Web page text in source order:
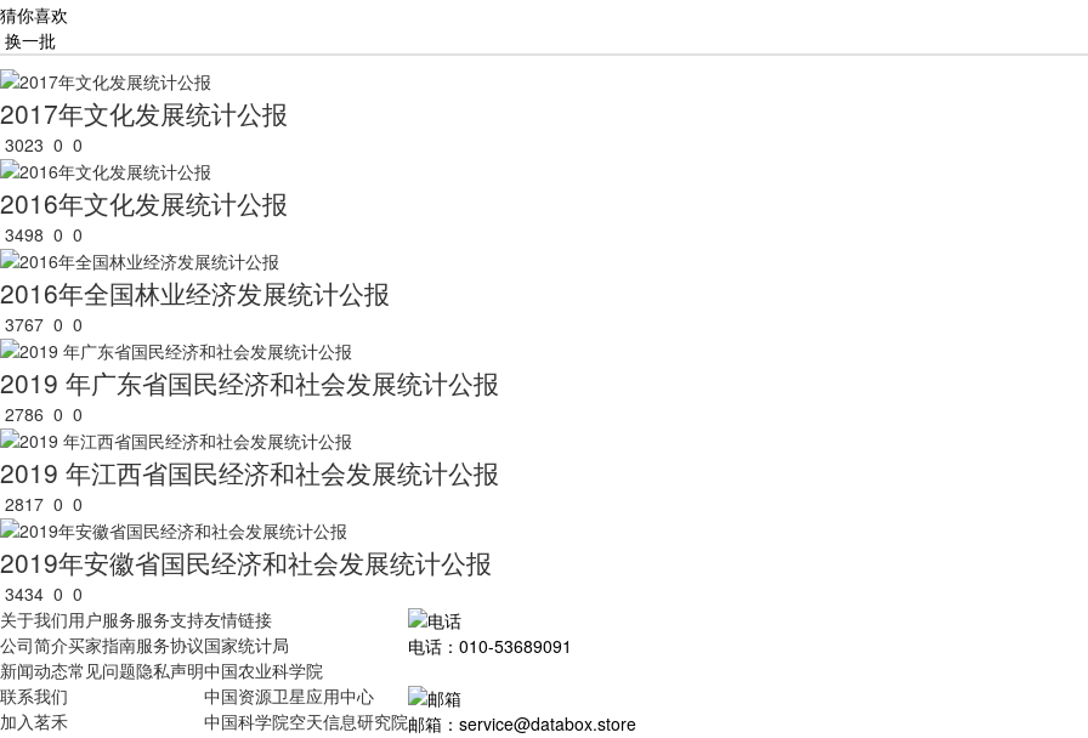
猜你喜欢
换一批
2017年文化发展统计公报
3023 0 0
2016年文化发展统计公报
3498 0 0
2016年全国林业经济发展统计公报
3767 0 0
2019 年广东省国民经济和社会发展统计公报
2786 0 0
2019 年江西省国民经济和社会发展统计公报
2817 0 0
2019年安徽省国民经济和社会发展统计公报
3434 0 0
关于我们
公司简介
新闻动态
联系我们
加入茗禾
用户服务
买家指南
常见问题
服务支持
服务协议
隐私声明
友情链接
国家统计局
中国农业科学院
中国资源卫星应用中心
中国科学院空天信息研究院
电话：010-53689091
邮箱：service@databox.store